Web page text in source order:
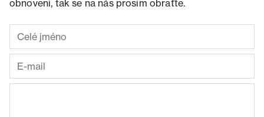
obnovení, tak se na nás prosím obraťte.